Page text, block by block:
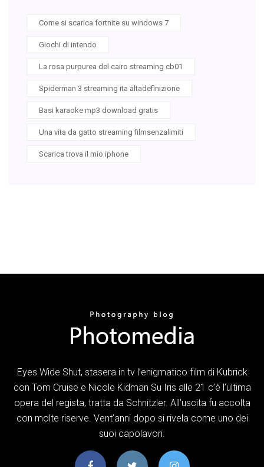
Come si scarica fortnite su windows 7
Giochi di intendo
La rosa purpurea del cairo streaming cb01
Spiderman 3 streaming ita altadefinizione
Basi karaoke mp3 download gratis
Una vita da gatto streaming filmsenzalimiti
Scarica trova il mio iphone
Eyes Wide Shut, stasera in tv l’enigmatico film di Kubrick
con Tom Cruise e Nicole Kidman Su Iris alle 21 c’è l’ultima
opera del regista, tratta da Schnitzler. All’uscita fu accolta
con molte riserve. Vent’anni dopo si rivela come uno dei
suoi capolavori.